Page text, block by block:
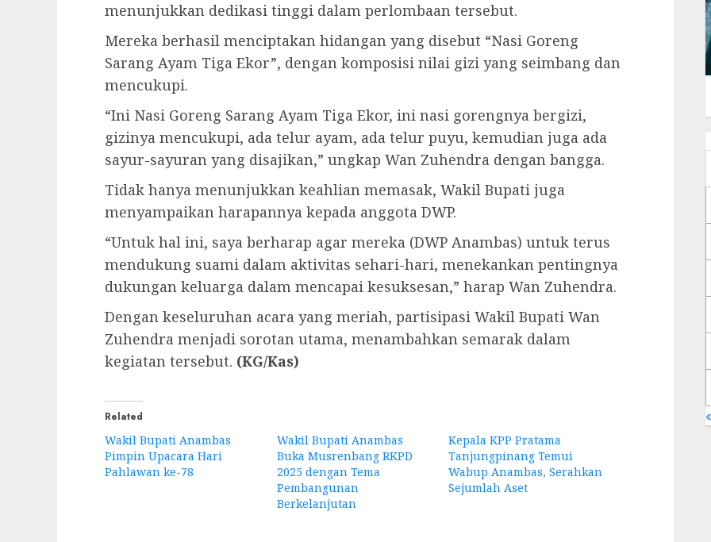
menunjukkan dedikasi tinggi dalam perlombaan tersebut.
Mereka berhasil menciptakan hidangan yang disebut “Nasi Goreng
Sarang Ayam Tiga Ekor”, dengan komposisi nilai gizi yang seimbang dan
mencukupi.
“Ini Nasi Goreng Sarang Ayam Tiga Ekor, ini nasi gorengnya bergizi,
gizinya mencukupi, ada telur ayam, ada telur puyu, kemudian juga ada
sayur-sayuran yang disajikan,” ungkap Wan Zuhendra dengan bangga.
Tidak hanya menunjukkan keahlian memasak, Wakil Bupati juga
menyampaikan harapannya kepada anggota DWP.
“Untuk hal ini, saya berharap agar mereka (DWP Anambas) untuk terus
mendukung suami dalam aktivitas sehari-hari, menekankan pentingnya
dukungan keluarga dalam mencapai kesuksesan,” harap Wan Zuhendra.
Dengan keseluruhan acara yang meriah, partisipasi Wakil Bupati Wan
Zuhendra menjadi sorotan utama, menambahkan semarak dalam
kegiatan tersebut. (KG/Kas)
Related
Wakil Bupati Anambas
Pimpin Upacara Hari
Pahlawan ke-78
Wakil Bupati Anambas
Buka Musrenbang RKPD
2025 dengan Tema
Pembangunan
Berkelanjutan
Kepala KPP Pratama
Tanjungpinang Temui
Wabup Anambas, Serahkan
Sejumlah Aset